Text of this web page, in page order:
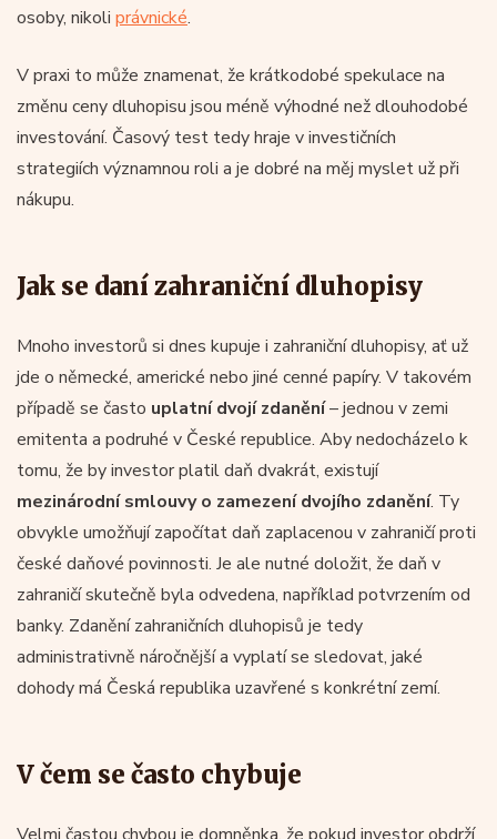
osoby, nikoli právnické.
V praxi to může znamenat, že krátkodobé spekulace na
změnu ceny dluhopisu jsou méně výhodné než dlouhodobé
investování. Časový test tedy hraje v investičních
strategiích významnou roli a je dobré na měj myslet už při
nákupu.
Jak se daní zahraniční dluhopisy
Mnoho investorů si dnes kupuje i zahraniční dluhopisy, ať už
jde o německé, americké nebo jiné cenné papíry. V takovém
případě se často uplatní dvojí zdanění– jednou v zemi
emitenta a podruhé v České republice. Aby nedocházelo k
tomu, že by investor platil daň dvakrát, existují
mezinárodní smlouvy o zamezení dvojího zdanění. Ty
obvykle umožňují započítat daň zaplacenou v zahraničí proti
české daňové povinnosti. Je ale nutné doložit, že daň v
zahraničí skutečně byla odvedena, například potvrzením od
banky. Zdanění zahraničních dluhopisů je tedy
administrativně náročnější a vyplatí se sledovat, jaké
dohody má Česká republika uzavřené s konkrétní zemí.
V čem se často chybuje
Velmi častou chybou je domněnka, že pokud investor obdrží